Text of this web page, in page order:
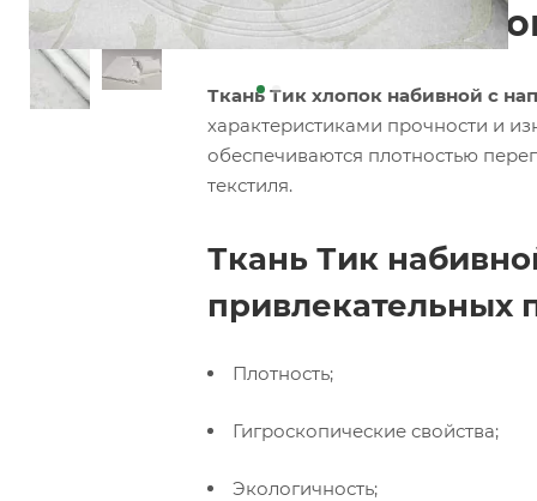
Ткань Тик
Ткань Тик хлопок набивной с
характеристиками прочности и
обеспечиваются плотностью
текстиля.
Ткань Тик
привлекательных
Плотность;
Гигроскопические свойства;
Экологичность;